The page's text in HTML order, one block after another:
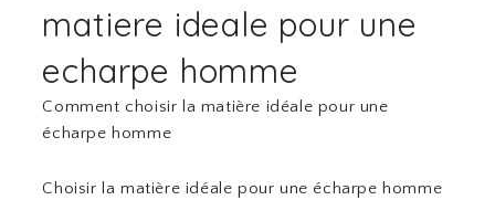
matiere ideale pour une
echarpe homme
Comment choisir la matière idéale pour une
écharpe homme
Choisir la matière idéale pour une écharpe homme